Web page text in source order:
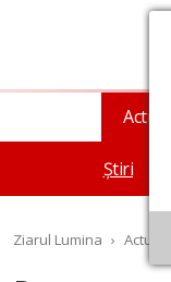
Știri
Ziarul Lumina ›